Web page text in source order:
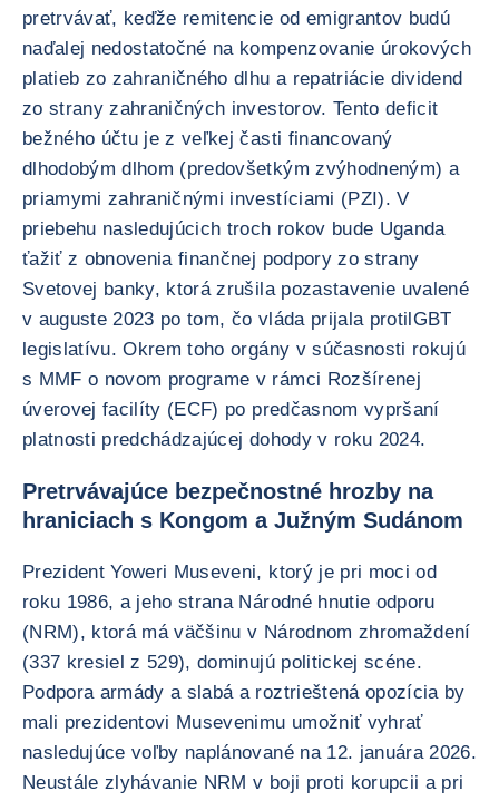
pretrvávať, keďže remitencie od emigrantov budú
naďalej nedostatočné na kompenzovanie úrokových
platieb zo zahraničného dlhu a repatriácie dividend
zo strany zahraničných investorov. Tento deficit
bežného účtu je z veľkej časti financovaný
dlhodobým dlhom (predovšetkým zvýhodneným) a
priamymi zahraničnými investíciami (PZI). V
priebehu nasledujúcich troch rokov bude Uganda
ťažiť z obnovenia finančnej podpory zo strany
Svetovej banky, ktorá zrušila pozastavenie uvalené
v auguste 2023 po tom, čo vláda prijala protilGBT
legislatívu. Okrem toho orgány v súčasnosti rokujú
s MMF o novom programe v rámci Rozšírenej
úverovej facilíty (ECF) po predčasnom vypršaní
platnosti predchádzajúcej dohody v roku 2024.
Pretrvávajúce bezpečnostné hrozby na
hraniciach s Kongom a Južným Sudánom
Prezident Yoweri Museveni, ktorý je pri moci od
roku 1986, a jeho strana Národné hnutie odporu
(NRM), ktorá má väčšinu v Národnom zhromaždení
(337 kresiel z 529), dominujú politickej scéne.
Podpora armády a slabá a roztrieštená opozícia by
mali prezidentovi Musevenimu umožniť vyhrať
nasledujúce voľby naplánované na 12. januára 2026.
Neustále zlyhávanie NRM v boji proti korupcii a pri